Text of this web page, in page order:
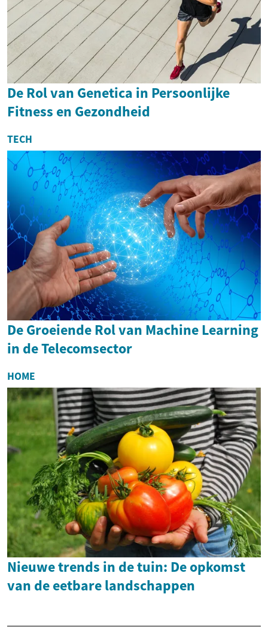
De Rol van Genetica in Persoonlijke
Fitness en Gezondheid
TECH
De Groeiende Rol van Machine Learning
in de Telecomsector
HOME
Nieuwe trends in de tuin: De opkomst
van de eetbare landschappen